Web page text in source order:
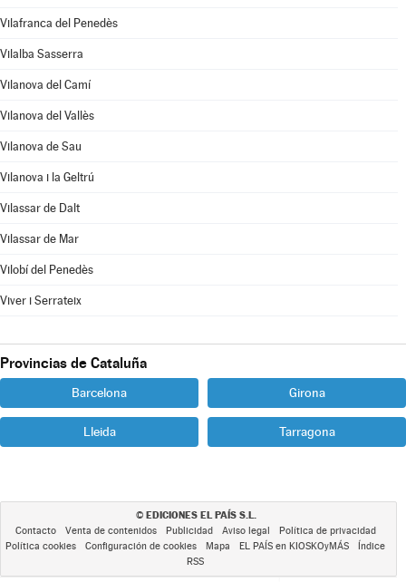
Vilafranca del Penedès
Vilalba Sasserra
Vilanova del Camí
Vilanova del Vallès
Vilanova de Sau
Vilanova i la Geltrú
Vilassar de Dalt
Vilassar de Mar
Vilobí del Penedès
Viver i Serrateix
Provincias de Cataluña
Barcelona Girona
Lleida Tarragona
© EDICIONES EL PAÍS S.L.
Contacto Venta de contenidos Publicidad Aviso legal
Política de privacidad
Política cookies
Configuración de cookies Mapa EL PAÍS en KIOSKOyMÁS
Índice
RSS